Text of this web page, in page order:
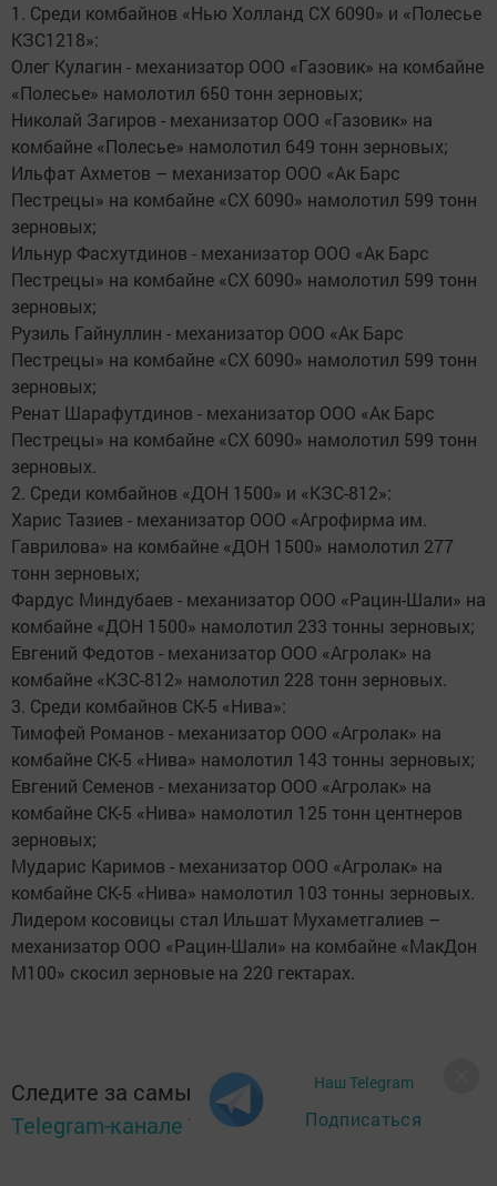
1. Среди комбайнов «Нью Холланд CX 6090» и «Полесье
КЗС1218»:
Олег Кулагин - механизатор ООО «Газовик» на комбайне
«Полесье» намолотил 650 тонн зерновых;
Николай Загиров - механизатор ООО «Газовик» на
комбайне «Полесье» намолотил 649 тонн зерновых;
Ильфат Ахметов – механизатор ООО «Ак Барс
Пестрецы» на комбайне «СХ 6090» намолотил 599 тонн
зерновых;
Ильнур Фасхутдинов - механизатор ООО «Ак Барс
Пестрецы» на комбайне «СХ 6090» намолотил 599 тонн
зерновых;
Рузиль Гайнуллин - механизатор ООО «Ак Барс
Пестрецы» на комбайне «СХ 6090» намолотил 599 тонн
зерновых;
Ренат Шарафутдинов - механизатор ООО «Ак Барс
Пестрецы» на комбайне «СХ 6090» намолотил 599 тонн
зерновых.
2. Среди комбайнов «ДОН 1500» и «КЗС-812»:
Харис Тазиев - механизатор ООО «Агрофирма им.
Гаврилова» на комбайне «ДОН 1500» намолотил 277
тонн зерновых;
Фардус Миндубаев - механизатор ООО «Рацин-Шали» на
комбайне «ДОН 1500» намолотил 233 тонны зерновых;
Евгений Федотов - механизатор ООО «Агролак» на
комбайне «КЗС-812» намолотил 228 тонн зерновых.
3. Среди комбайнов СК-5 «Нива»:
Тимофей Романов - механизатор ООО «Агролак» на
комбайне СК-5 «Нива» намолотил 143 тонны зерновых;
Евгений Семенов - механизатор ООО «Агролак» на
комбайне СК-5 «Нива» намолотил 125 тонн центнеров
зерновых;
Мударис Каримов - механизатор ООО «Агролак» на
комбайне СК-5 «Нива» намолотил 103 тонны зерновых.
Лидером косовицы стал Ильшат Мухаметгалиев –
механизатор ООО «Рацин-Шали» на комбайне «МакДон
М100» скосил зерновые на 220 гектарах.
Следите за самым важным и интересным в
Telegram-канале Татмедиа
Наш Telegram
Подписаться